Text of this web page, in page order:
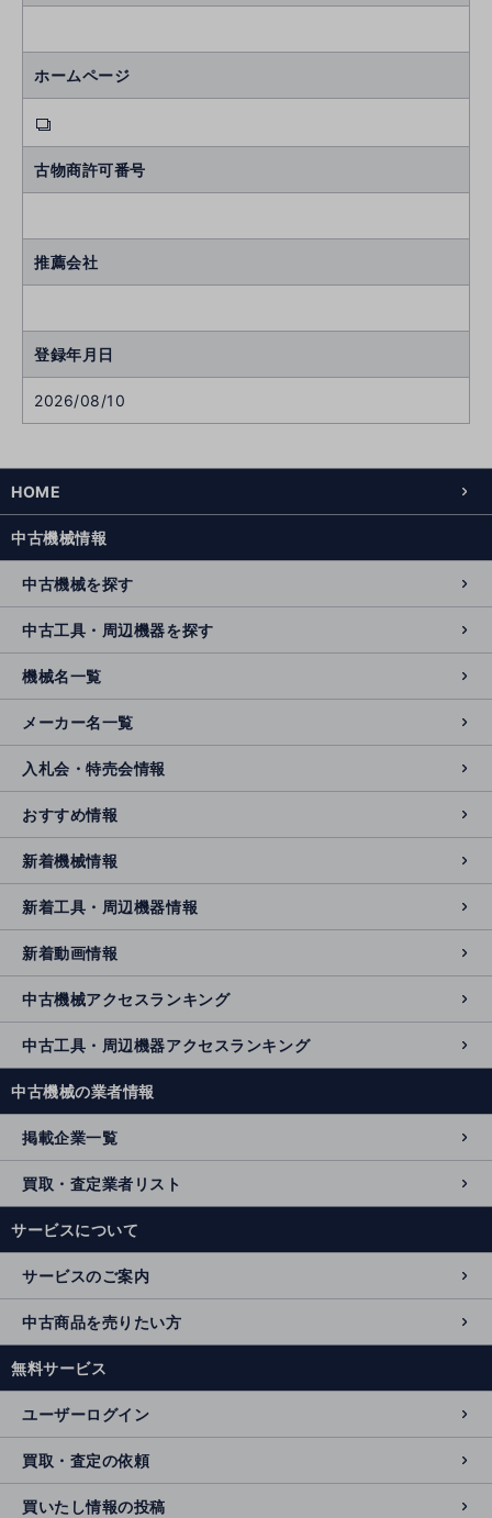
ホームページ
古物商許可番号
推薦会社
登録年月日
2026/08/10
HOME
中古機械情報
中古機械を探す
中古工具・周辺機器を探す
機械名一覧
メーカー名一覧
入札会・特売会情報
おすすめ情報
新着機械情報
新着工具・周辺機器情報
新着動画情報
中古機械アクセスランキング
中古工具・周辺機器アクセスランキング
中古機械の業者情報
掲載企業一覧
買取・査定業者リスト
サービスについて
サービスのご案内
中古商品を売りたい方
無料サービス
ユーザーログイン
買取・査定の依頼
買いたし情報の投稿